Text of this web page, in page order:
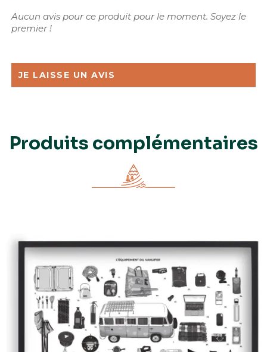
Aucun avis pour ce produit pour le moment. Soyez le
premier !
JE LAISSE UN AVIS
Produits complémentaires